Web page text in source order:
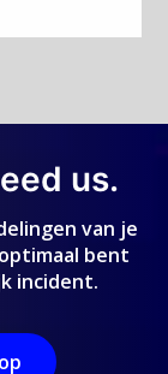
us.
van je
bent
incident.